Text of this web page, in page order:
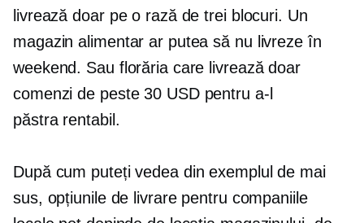
livrează doar pe o rază de trei blocuri. Un
magazin alimentar ar putea să nu livreze în
weekend. Sau florăria care livrează doar
comenzi de peste 30 USD pentru a-l
păstra rentabil.
După cum puteți vedea din exemplul de mai
sus, opțiunile de livrare pentru companiile